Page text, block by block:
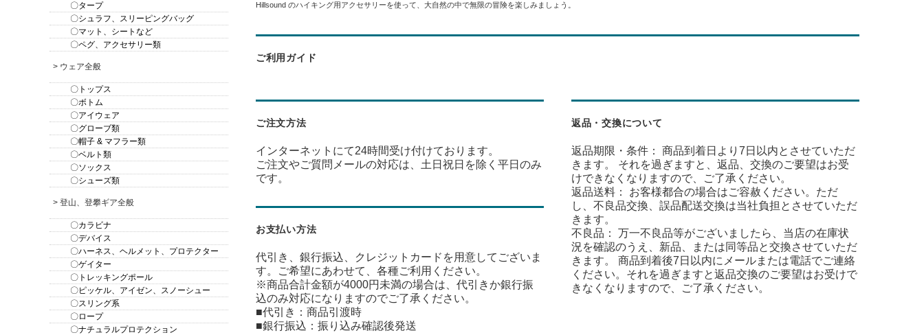
Hillsound のハイキング用アクセサリーを使って、大自然の中で無限の冒険を楽しみましょう。
ご利用ガイド
ご注文方法
インターネットにて24時間受け付けております。
ご注文やご質問メールの対応は、土日祝日を除く平日のみ
です。
お支払い方法
代引き、銀行振込、クレジットカードを用意してございま
す。ご希望にあわせて、各種ご利用ください。
※商品合計金額が4000円未満の場合は、代引きか銀行振
込のみ対応になりますのでご了承ください。
■代引き：商品引渡時
■銀行振込：振り込み確認後発送
返品・交換について
返品期限・条件： 商品到着日より7日以内とさせていただ
きます。 それを過ぎますと、返品、交換のご要望はお受
けできなくなりますので、ご了承ください。
返品送料： お客様都合の場合はご容赦ください。ただ
し、不良品交換、誤品配送交換は当社負担とさせていただ
きます。
不良品： 万一不良品等がございましたら、当店の在庫状
況を確認のうえ、新品、または同等品と交換させていただ
きます。 商品到着後7日以内にメールまたは電話でご連絡
ください。それを過ぎますと返品交換のご要望はお受けで
きなくなりますので、ご了承ください。
〇タープ
〇シュラフ、スリーピングバッグ
〇マット、シートなど
〇ペグ、アクセサリー類
> ウェア全般
〇トップス
〇ボトム
〇アイウェア
〇グローブ類
〇帽子 & マフラー類
〇ベルト類
〇ソックス
〇シューズ類
> 登山、登攀ギア全般
〇カラビナ
〇デバイス
〇ハーネス、ヘルメット、プロテクター
〇ゲイター
〇トレッキングポール
〇ピッケル、アイゼン、スノーシュー
〇スリング系
〇ロープ
〇ナチュラルプロテクション